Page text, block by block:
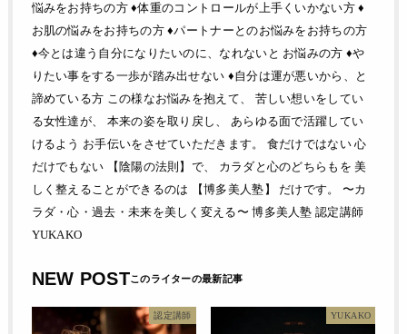
悩みをお持ちの方 ♦体重のコントロールが上手くいかない方 ♦
お肌の悩みをお持ちの方 ♦パートナーとのお悩みをお持ちの方
♦今とは違う自分になりたいのに、なれないと お悩みの方 ♦や
りたい事をする一歩が踏み出せない ♦自分は運が悪いから、と
諦めている方 この様なお悩みを抱えて、 苦しい想いをしてい
る女性達が、 本来の姿を取り戻し、 あらゆる面で活躍してい
けるよう お手伝いをさせていただきます。 食だけではない 心
だけでもない 【陰陽の法則】で、 カラダと心のどちらもを 美
しく整えることができるのは 【博多美人塾】 だけです。 〜カ
ラダ・心・過去・未来を美しく変える〜 博多美人塾 認定講師
YUKAKO
NEW POST
認定講師 YUKAKO